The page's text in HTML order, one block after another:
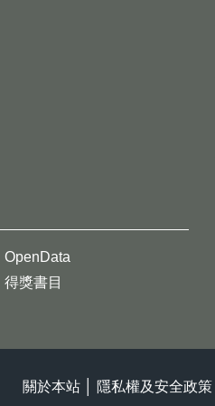
OpenData
得獎書目
關於本站 隱私權及安全政策